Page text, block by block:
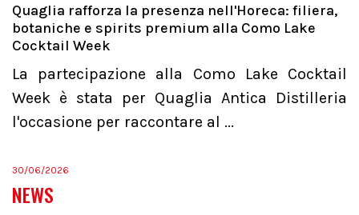
Quaglia rafforza la presenza nell'Horeca: filiera,
botaniche e spirits premium alla Como Lake
Cocktail Week
La partecipazione alla Como Lake Cocktail
Week è stata per Quaglia Antica Distilleria
l'occasione per raccontare al ...
30/06/2026
NEWS